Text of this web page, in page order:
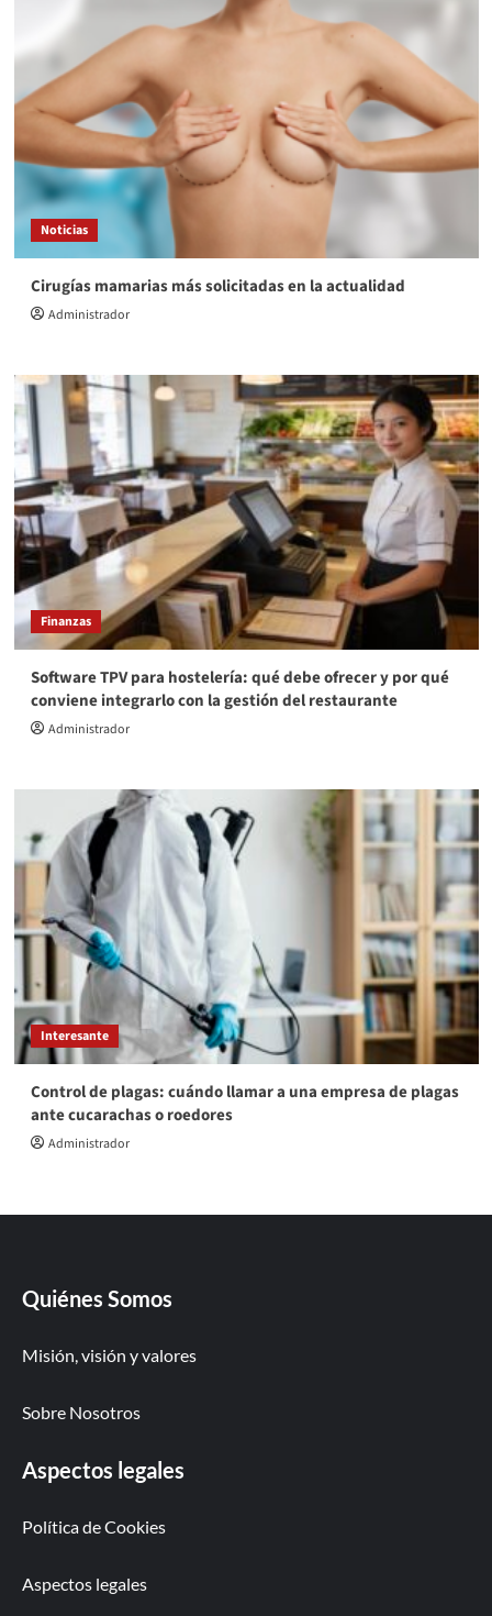
Noticias
Cirugías mamarias más solicitadas en la actualidad
Administrador
Finanzas
Software TPV para hostelería: qué debe ofrecer y por qué
conviene integrarlo con la gestión del restaurante
Administrador
Interesante
Control de plagas: cuándo llamar a una empresa de plagas
ante cucarachas o roedores
Administrador
Quiénes Somos
Misión, visión y valores
Sobre Nosotros
Aspectos legales
Política de Cookies
Aspectos legales